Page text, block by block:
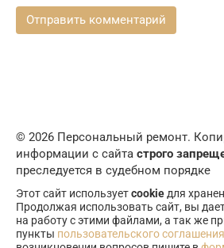
© 2026 Персональный ремонт.
информации с сайта строго
преследуется в судебном порядке
Этот сайт используетcookie для
Продолжая использовать сайт, вы
на работу с этими файлами, а так же
пункты пользовательского соглашения